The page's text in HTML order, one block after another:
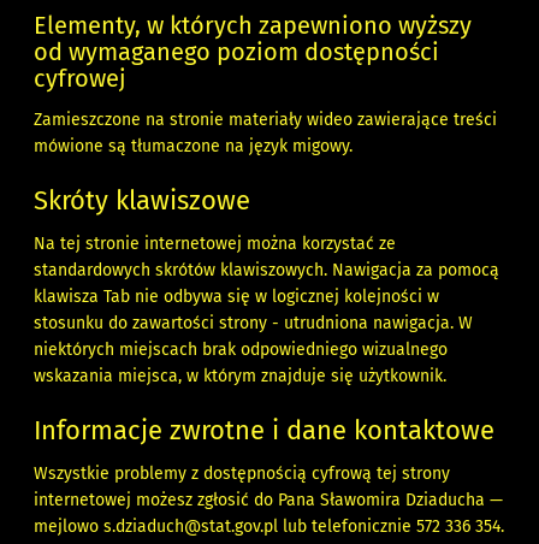
Elementy, w których zapewniono wyższy
od wymaganego poziom dostępności
cyfrowej
Zamieszczone na stronie materiały wideo zawierające treści
mówione są tłumaczone na język migowy.
Skróty klawiszowe
Na tej stronie internetowej można korzystać ze
standardowych skrótów klawiszowych. Nawigacja za pomocą
klawisza Tab nie odbywa się w logicznej kolejności w
stosunku do zawartości strony - utrudniona nawigacja. W
niektórych miejscach brak odpowiedniego wizualnego
wskazania miejsca, w którym znajduje się użytkownik.
Informacje zwrotne i dane kontaktowe
Wszystkie problemy z dostępnością cyfrową tej strony
internetowej możesz zgłosić do PanaSławomira Dziaducha —
mejlowos.dziaduch@stat.gov.pl lub telefonicznie572 336 354.